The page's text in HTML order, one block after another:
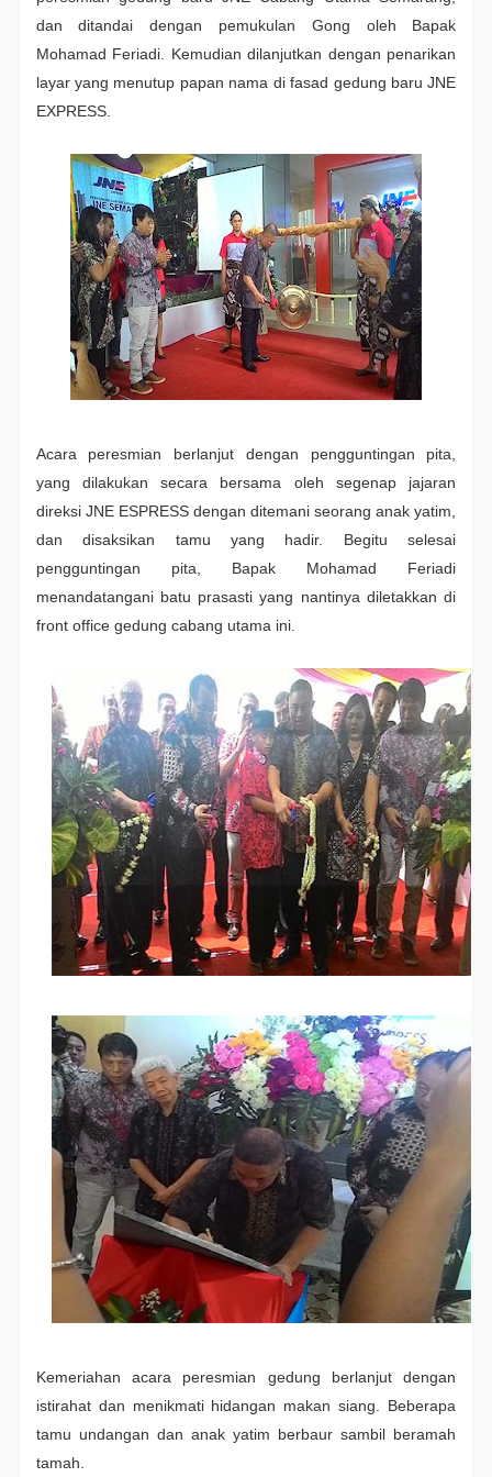
dan ditandai dengan pemukulan Gong oleh Bapak
Mohamad Feriadi. Kemudian dilanjutkan dengan penarikan
layar yang menutup papan nama di fasad gedung baru JNE
EXPRESS.
Acara peresmian berlanjut dengan pengguntingan pita,
yang dilakukan secara bersama oleh segenap jajaran
direksi JNE ESPRESS dengan ditemani seorang anak yatim,
dan disaksikan tamu yang hadir. Begitu selesai
pengguntingan pita, Bapak Mohamad Feriadi
menandatangani batu prasasti yang nantinya diletakkan di
front office gedung cabang utama ini.
Kemeriahan acara peresmian gedung berlanjut dengan
istirahat dan menikmati hidangan makan siang. Beberapa
tamu undangan dan anak yatim berbaur sambil beramah
tamah.